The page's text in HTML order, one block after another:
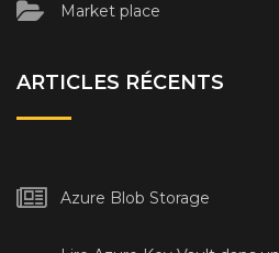
Market place
ARTICLES RÉCENTS
Azure Blob Storage